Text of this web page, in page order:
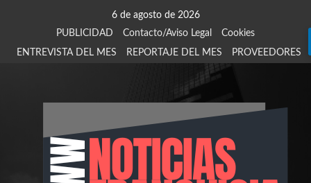
6 de agosto de 2026
PUBLICIDAD
Contacto/Aviso Legal
Cookies
ENTREVISTA DEL MES
REPORTAJE DEL MES PROVEEDORES